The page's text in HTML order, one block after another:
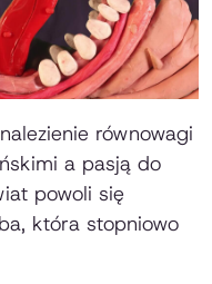
równowagi
a pasją do
powoli się
która stopniowo